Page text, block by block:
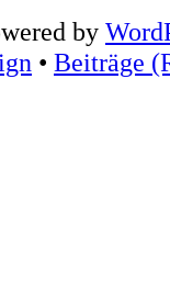
by
• Beiträge